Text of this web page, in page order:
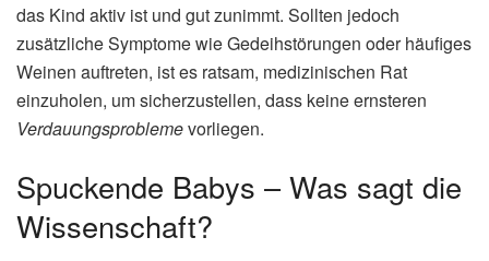
das Kind aktiv ist und gut zunimmt. Sollten jedoch
zusätzliche Symptome wie Gedeihstörungen oder häufiges
Weinen auftreten, ist es ratsam, medizinischen Rat
einzuholen, um sicherzustellen, dass keine ernsteren
Verdauungsproblemevorliegen.
Spuckende Babys – Was sagt die
Wissenschaft?